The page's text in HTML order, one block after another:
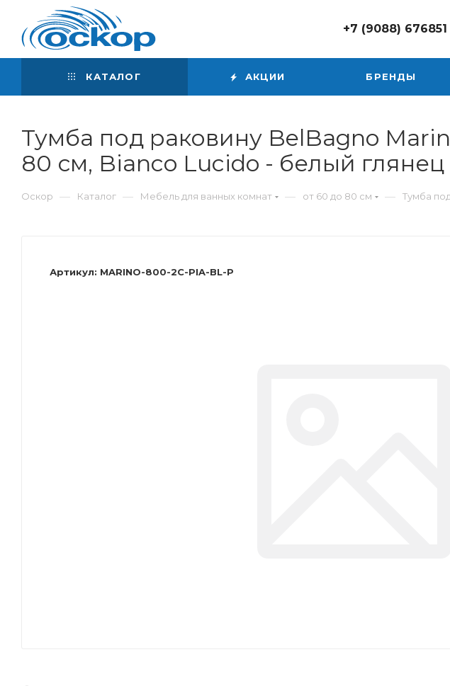
+7 (9088) 676851
КАТАЛОГ АКЦИИ БРЕНДЫ
Тумба под раковину BelBagno
80 см, Bianco Lucido - белый глянец
Оскор — Каталог — Мебель для ванных комнат — от 60 до 80 см — Тумба
Артикул: MARINO-800-2C-PIA-BL-P